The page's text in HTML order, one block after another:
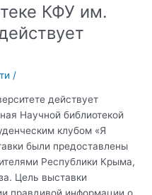
КФУ им.
/
действует
Научной библиотекой
клубом «Я
были предоставлены
Республики Крыма,
Цель выставки